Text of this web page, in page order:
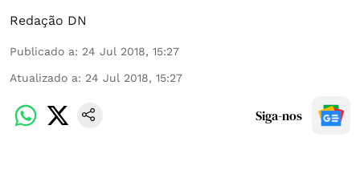
Redação DN
Publicado a: 24 Jul 2018, 15:27
Atualizado a: 24 Jul 2018, 15:27
Siga-nos